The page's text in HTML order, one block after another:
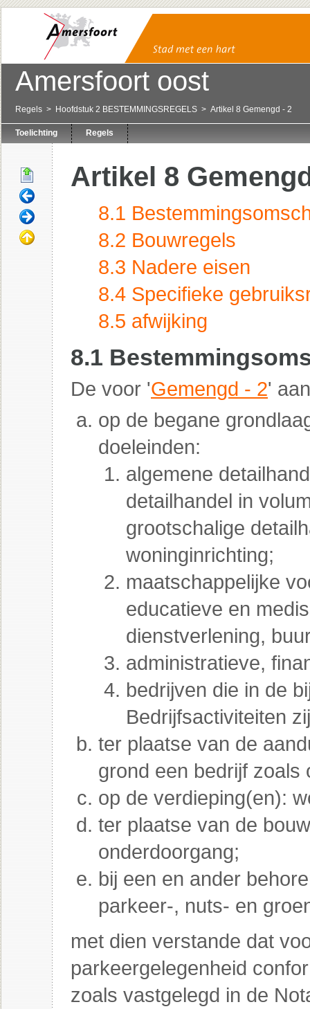
Amersfoort oost
Regels Hoofdstuk 2 BESTEMMINGSREGELS Artikel 8 Gemengd - 2
Toelichting Regels
Artikel 8
8.1
8.2 Bouwregels
8.3 Nadere eisen
8.4 Specifieke
8.5 afwijking
8.1
De voor 'Gemengd - 2'
op de begane
doeleinden:
algemene
detailhandel in
grootschalige
woninginrichting;
maatschappelijke
educatieve en
dienstverlening,
administratieve,
bedrijven die in de
Bedrijfsactiviteiten
ter plaatse van de
grond een bedrijf
op de verdieping(en):
ter plaatse van de
onderdoorgang;
bij een en ander
parkeer-, nuts- en
met dien verstande dat
parkeergelegenheid
zoals vastgelegd in de